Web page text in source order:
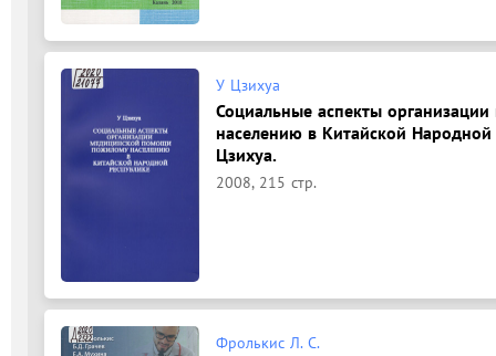
У Цзихуа
Социальные аспекты
населению в Китайской Народной
Цзихуа.
2008, 215 стр.
Фролькис Л. С.